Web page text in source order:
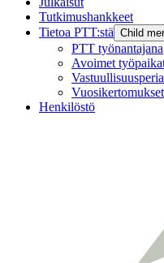
Tutkimushankkeet
Tietoa PTT:stä Child
PTT työnantajana
Avoimet
Vuosikertomukset
Henkilöstö